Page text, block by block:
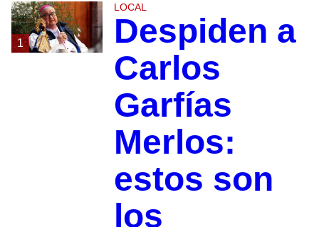
1
LOCAL
Despiden a
Carlos
Garfías
Merlos:
estos son
los